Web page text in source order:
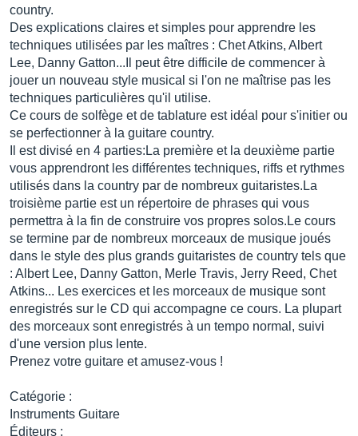
country.
Des explications claires et simples pour apprendre les
techniques utilisées par les maîtres : Chet Atkins, Albert
Lee, Danny Gatton...Il peut être difficile de commencer à
jouer un nouveau style musical si l'on ne maîtrise pas les
techniques particulières qu'il utilise.
Ce cours de solfège et de tablature est idéal pour s'initier ou
se perfectionner à la guitare country.
Il est divisé en 4 parties:La première et la deuxième partie
vous apprendront les différentes techniques, riffs et rythmes
utilisés dans la country par de nombreux guitaristes.La
troisième partie est un répertoire de phrases qui vous
permettra à la fin de construire vos propres solos.Le cours
se termine par de nombreux morceaux de musique joués
dans le style des plus grands guitaristes de country tels que
: Albert Lee, Danny Gatton, Merle Travis, Jerry Reed, Chet
Atkins... Les exercices et les morceaux de musique sont
enregistrés sur le CD qui accompagne ce cours. La plupart
des morceaux sont enregistrés à un tempo normal, suivi
d'une version plus lente.
Prenez votre guitare et amusez-vous !
Catégorie :
Instruments Guitare
Éditeurs :